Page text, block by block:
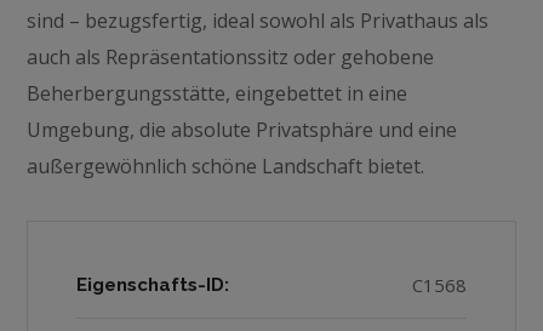
sind – bezugsfertig, ideal sowohl als Privathaus als
auch als Repräsentationssitz oder gehobene
Beherbergungsstätte, eingebettet in eine
Umgebung, die absolute Privatsphäre und eine
außergewöhnlich schöne Landschaft bietet.
Eigenschafts-ID: C1568